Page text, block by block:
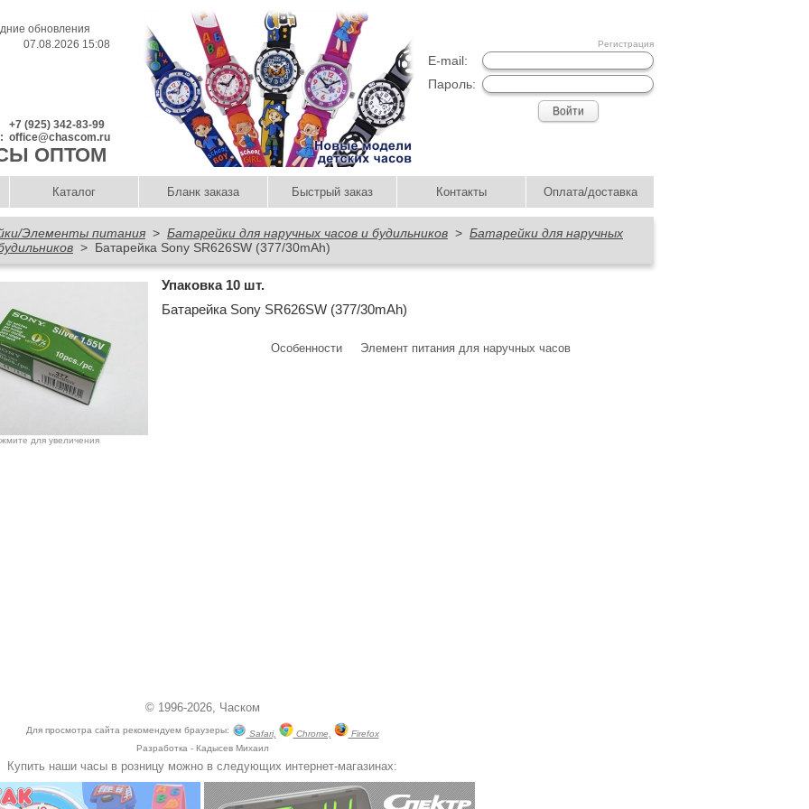
обновления
07.08.2026 15:08
+7 (925) 342-83-99
office@chascom.ru
ОПТОМ
Регистрация
E-mail:
Пароль:
Каталог Бланк заказа Быстрый заказ Контакты Оплата/доставка
Элементы питания > Батарейки для наручных часов и будильников > Батарейки для наручных
> Батарейка Sony SR626SW (377/30mAh)
для увеличения
Упаковка 10 шт.
Батарейка Sony SR626SW (377/30mAh)
Особенности Элемент питания для наручных часов
© 1996-2026, Часком
Для просмотра сайта рекомендуем браузеры: Safari, Chrome,
Firefox
Разработка - Кадысев Михаил
Купить наши часы в розницу можно в следующих интернет-магазинах: